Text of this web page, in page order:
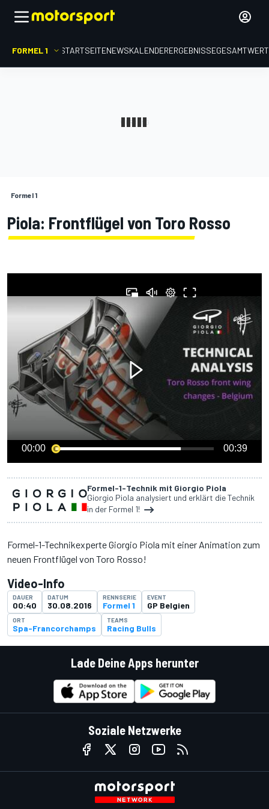
FORMEL 1 STARTSEITENEWSKALENDERERGEBNISSE
Formel 1
Piola: Frontflügel von Toro Rosso
00:00 00:39
Formel-1-Technik mit Giorgio Piola
Giorgio Piola analysiert und erklärt die Technik
in der Formel 1!
Formel-1-Technikexperte Giorgio Piola mit einer Animation zum
neuen Frontflügel von Toro Rosso!
Video-Info
DAUER
00:40
DATUM
30.08.2016
RENNSERIE
Formel 1
EVENT
GP Belgien
ORT
Spa-Francorchamps
TEAMS
Racing Bulls
Lade Deine Apps herunter
Soziale Netzwerke